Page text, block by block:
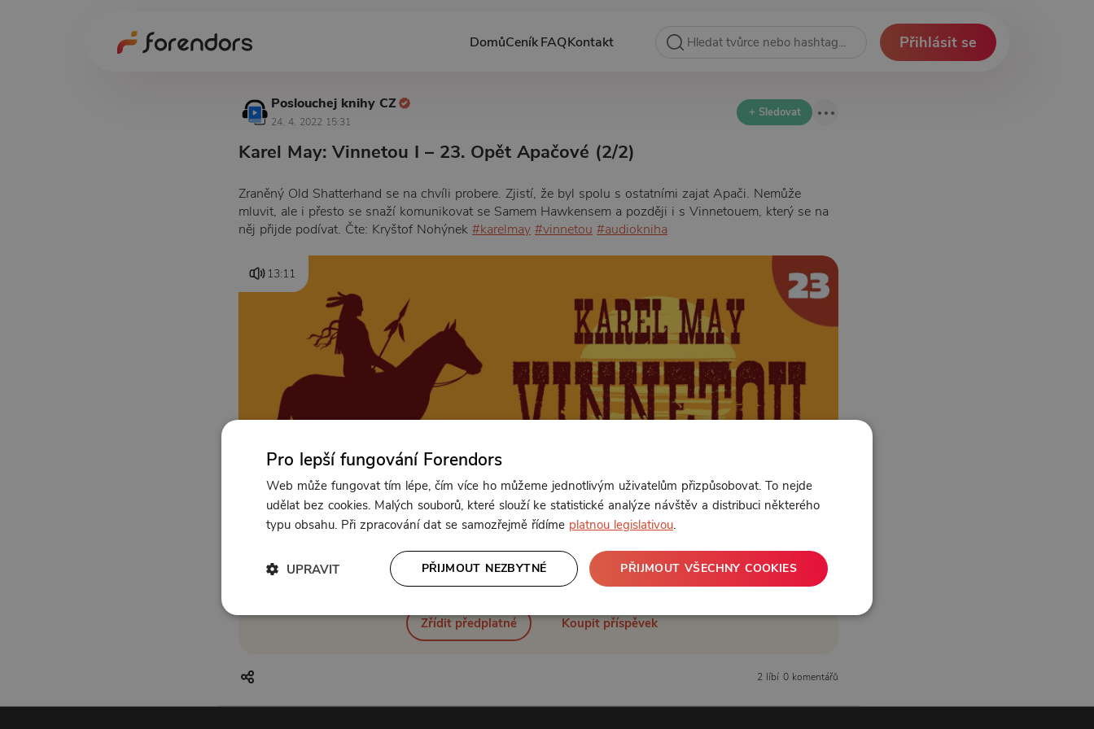
DomůCeníkFAQKontakt Přihlásit se
Poslouchej knihy CZ
24. 4. 2022 15:31
+ Sledovat
Karel May: Vinnetou I – 23. Opět Apačové (2/2)
Zraněný Old Shatterhand se na chvíli probere. Zjistí, že byl spolu s ostatními zajat Apači. Nemůže
mluvit, ale i přesto se snaží komunikovat se Samem Hawkensem a později i s Vinnetouem, který se na
něj přijde podívat. Čte: Kryštof Nohýnek#karelmay #vinnetou #audiokniha
13:11
Od 89 Kč měsíčně nebo 39 Kč jednorázově
Zřídit předplatné Koupit příspěvek
2 líbí 0 komentářů
Pro lepší fungování Forendors
Web může fungovat tím lépe, čím více ho můžeme jednotlivým uživatelům přizpůsobovat. To nejde
udělat bez cookies. Malých souborů, které slouží ke statistické analýze návštěv a distribuci některého
typu obsahu. Při zpracování dat se samozřejmě řídíme platnou legislativou.
PŘIJMOUT VŠECHNY COOKIES
PŘIJMOUT NEZBYTNÉ
UPRAVIT